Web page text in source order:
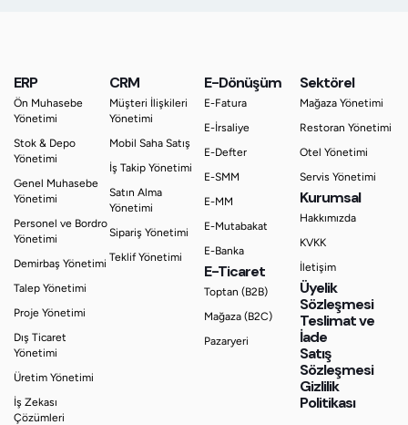
ERP
Ön Muhasebe
Yönetimi
Stok & Depo
Yönetimi
Genel Muhasebe
Yönetimi
Personel ve Bordro
Yönetimi
Demirbaş Yönetimi
Talep Yönetimi
Proje Yönetimi
Dış Ticaret
Yönetimi
Üretim Yönetimi
İş Zekası
Çözümleri
CRM
Müşteri İlişkileri
Yönetimi
Mobil Saha Satış
İş Takip Yönetimi
Satın Alma
Yönetimi
Sipariş Yönetimi
Teklif Yönetimi
E-Dönüşüm
E-Fatura
E-İrsaliye
E-Defter
E-SMM
E-MM
E-Mutabakat
E-Banka
E-Ticaret
Toptan (B2B)
Mağaza (B2C)
Pazaryeri
Sektörel
Mağaza Yönetimi
Restoran Yönetimi
Otel Yönetimi
Servis Yönetimi
Kurumsal
Hakkımızda
KVKK
İletişim
Üyelik
Sözleşmesi
Teslimat ve
İade
Satış
Sözleşmesi
Gizlilik
Politikası